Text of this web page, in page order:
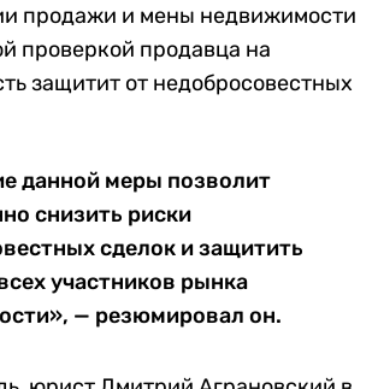
продажи и мены недвижимости
проверкой продавца на
защитит от недобросовестных
данной меры позволит
снизить риски
сделок и защитить
участников рынка
— резюмировал он.